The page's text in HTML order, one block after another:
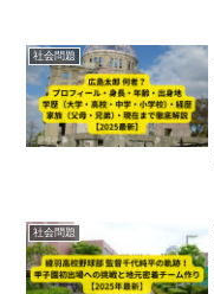
社会問題
社会問題